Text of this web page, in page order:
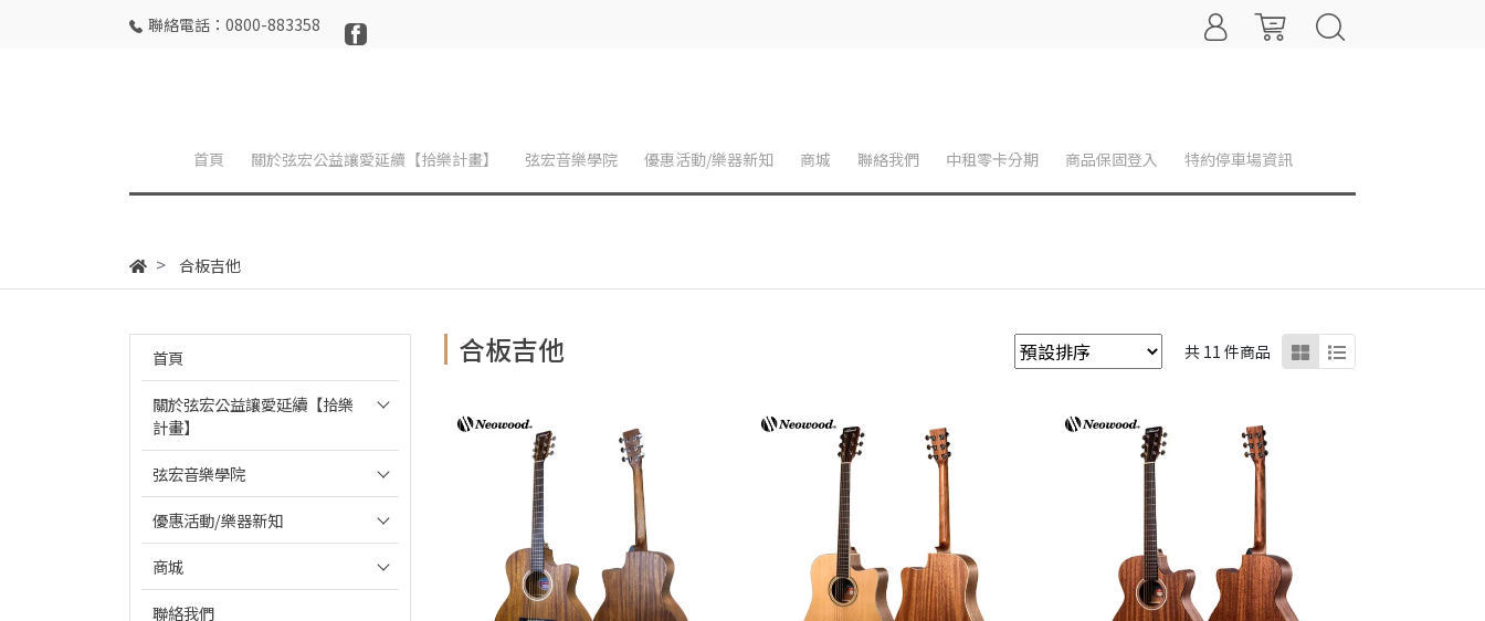
聯絡電話：0800-883358
首頁 關於弦宏公益讓愛延續【拾樂計畫】 弦宏音樂學院 優惠活動/樂器新知 商城 聯絡我們 中租零卡分期 商品保固登入 特約停車場資訊
合板吉他
首頁
關於弦宏公益讓愛延續【拾樂
計畫】
弦宏音樂學院
優惠活動/樂器新知
商城
聯絡我們
合板吉他 共 11 件商品